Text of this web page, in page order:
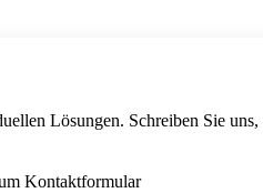
Lösungen. Schreiben Sie
Kontaktformular